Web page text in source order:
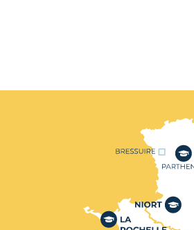
Nos centres de